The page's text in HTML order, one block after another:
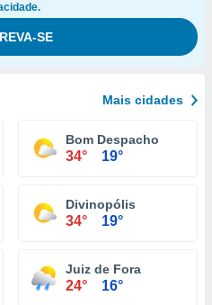
Mais cidades
Bom Despacho
34° 19°
Divinopólis
34° 19°
Juiz de Fora
24° 16°